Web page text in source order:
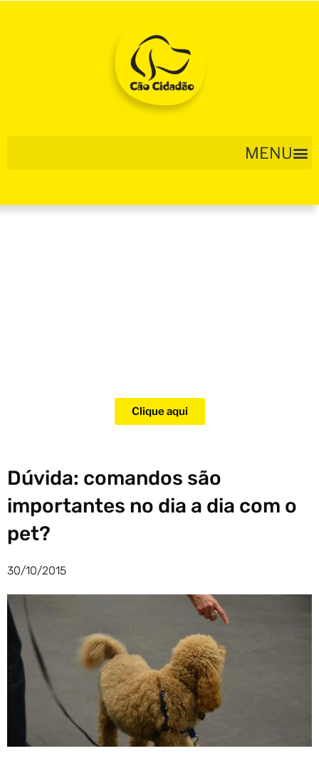
Clique aqui
Dúvida: comandos são
importantes no dia a dia com o
pet?
30/10/2015